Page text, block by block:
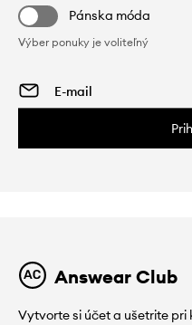
Pánska móda
Výber ponuky je voliteľný
Answear Club
Vytvorte si účet a ušetrite